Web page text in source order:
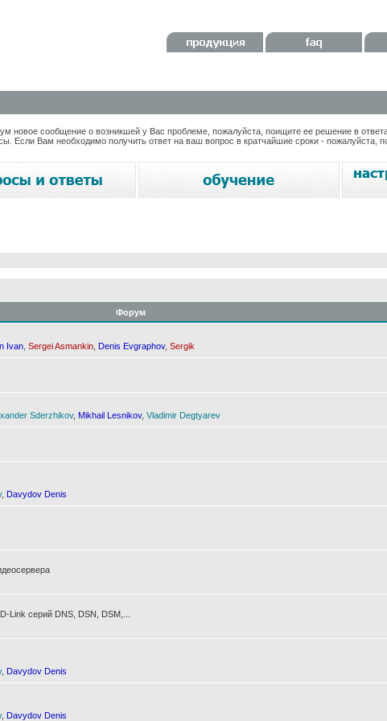
сообщение о возникшей у Вас проблеме, пожалуйста, поищите ее решение в
Если Вам необходимо получить ответ на ваш вопрос в кратчайшие сроки - пожалуйста,
Форум
Ivan Sergei Asmankin Denis Evgraphov, Sergik
Sderzhikov, Mikhail Lesnikov, Vladimir Degtyarev
, Davydov Denis
Link серий DNS, DSN, DSM,...
, Davydov Denis
, Davydov Denis